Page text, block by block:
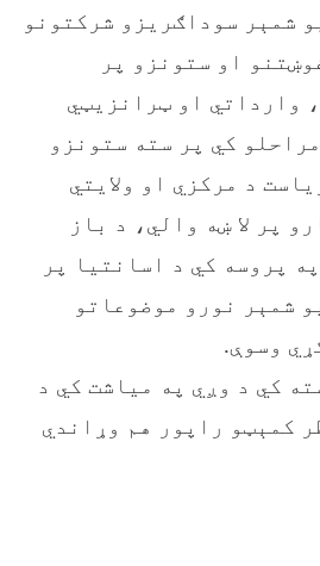
شمېر سوداګریزو شرکتونو
او ستونزو پر
وارداتي او ټرانزيټي
کي پر سته ستونزو
د مرکزي او ولایتي
پر لا ښه والي، د باز
پروسه کي د اسانتیا پر
شمېر نورو موضوعاتو
وسوې.
کي د وږي په میاشت کي د
کمېټو راپور هم وړاندي